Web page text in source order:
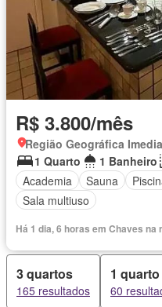
R$ 3.800/mês
Região Geográfica
1 Quarto
1 Banheiro
Academia
Sauna
Sala multiuso
Há 1 dia, 6 horas em Chaves na
3 quartos
165 resultados
1 quarto
60